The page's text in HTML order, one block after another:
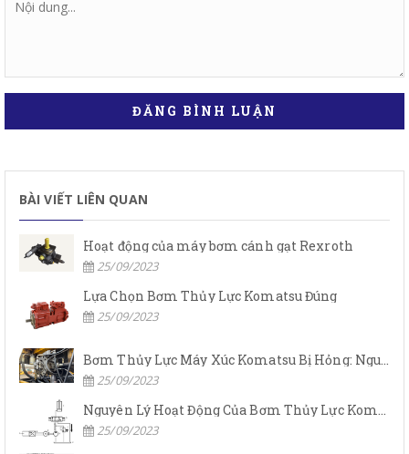
ĐĂNG BÌNH LUẬN
BÀI VIẾT LIÊN QUAN
Hoạt động của máy bơm cánh gạt Rexroth
25/09/2023
Lựa Chọn Bơm Thủy Lực Komatsu Đúng
25/09/2023
Bơm Thủy Lực Máy Xúc Komatsu Bị Hỏng: Nguyên Nhân Và Cách Khắc Phục
25/09/2023
Nguyên Lý Hoạt Động Của Bơm Thủy Lực Komatsu
25/09/2023